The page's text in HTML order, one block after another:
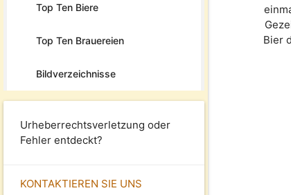
Top Ten Biere
Top Ten Brauereien
Bildverzeichnisse
Urheberrechtsverletzung oder
Fehler entdeckt?
KONTAKTIEREN SIE UNS
Bier